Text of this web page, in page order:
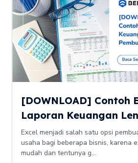
[DOWNLOAD] Contoh
Laporan Keuangan
Excel menjadi salah satu opsi
usaha bagi beberapa bisnis, karena
mudah dan tentunya g...